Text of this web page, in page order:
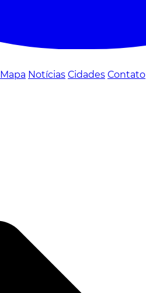
Mapa Notícias Cidades Contato